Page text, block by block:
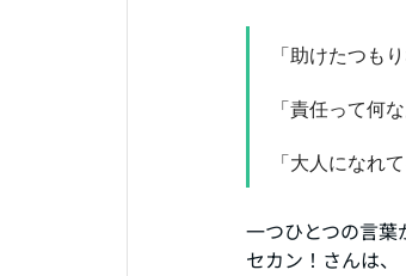
「助けたつも
「責任って何
「大人になれ
一つひとつの言
セカン！さんは